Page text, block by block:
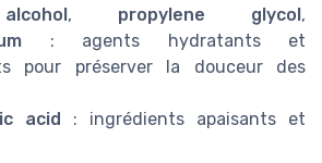
, propylene glycol,
: agents hydratants et
pour préserver la douceur des
acid : ingrédients apaisants et